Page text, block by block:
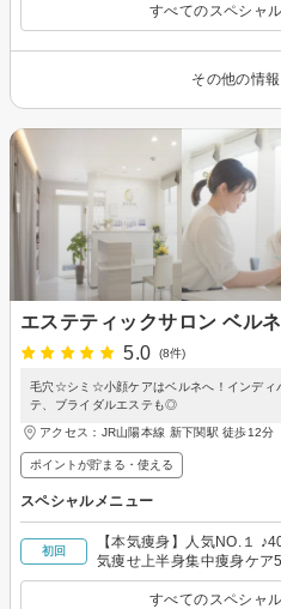
すべてのスペシャ
その他の情
エステティックサロン ベルネ
5.0
(8件)
毛穴☆シミ☆小顔ケアはベルネへ！インディ
テ、ブライダルエステも◎
アクセス：JR山陽本線 新下関駅 徒歩12分
ポイントが貯まる・使える
スペシャルメニュー
初回
【本気痩身】人気NO.１
気痩せ上半身集中痩身ケア
すべてのスペシャ